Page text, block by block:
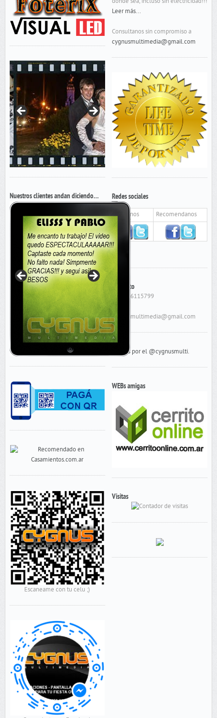
Nuestros clientes andan diciendo…
Escaneame con tu celu ;)
Leer más...
Consultanos sin compromiso a
cygnusmultimedia@gmail.com
Redes sociales
Seguinos Recomendanos
Contacto
Cel: 156115799
cygnusmultimedia@gmail.com
Tweets por el @cygnusmulti.
WEBs amigas
Visitas